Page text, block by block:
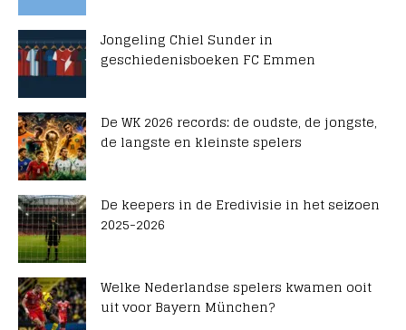
Jongeling Chiel Sunder in
geschiedenisboeken FC Emmen
De WK 2026 records: de oudste, de jongste,
de langste en kleinste spelers
De keepers in de Eredivisie in het seizoen
2025-2026
Welke Nederlandse spelers kwamen ooit
uit voor Bayern München?